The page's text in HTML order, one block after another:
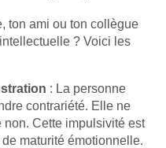
ton ami ou ton collègue
? Voici les
: La personne
contrariété. Elle ne
non. Cette impulsivité est
maturité émotionnelle.